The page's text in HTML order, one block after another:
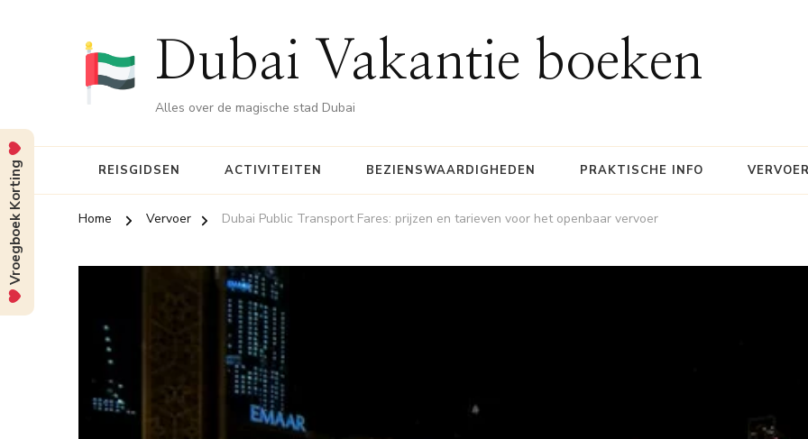
Dubai Vakantie boeken
Alles over de magische stad Dubai
REISGIDSEN ACTIVITEITEN BEZIENSWAARDIGHEDEN PRAKTISCHE INFO
Home Vervoer Dubai Public Transport Fares: prijzen en tarieven voor het openbaar vervoer
Vroegboek Korting